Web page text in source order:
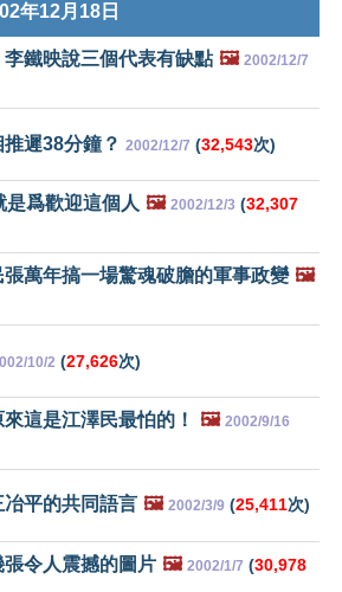
年12月18日
鐵映說三個代表有缺點 🖼️ 2002/12/7
遲38分鐘？ 2002/12/7 (32,543次)
爲歡迎這個人 🖼️ 2002/12/3 (32,307
萬年搞一場驚魂破膽的軍事政變 🖼️
10/2 (27,626次)
這是江澤民最怕的！ 🖼️ 2002/9/16
平的共同語言 🖼️ 2002/3/9 (25,411次)
令人震撼的圖片 🖼️ 2002/1/7 (30,978